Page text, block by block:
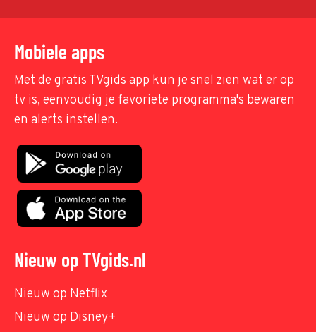
Mobiele apps
Met de gratis TVgids app kun je snel zien wat er op
tv is, eenvoudig je favoriete programma's bewaren
en alerts instellen.
Nieuw op TVgids.nl
Nieuw op Netflix
Nieuw op Disney+